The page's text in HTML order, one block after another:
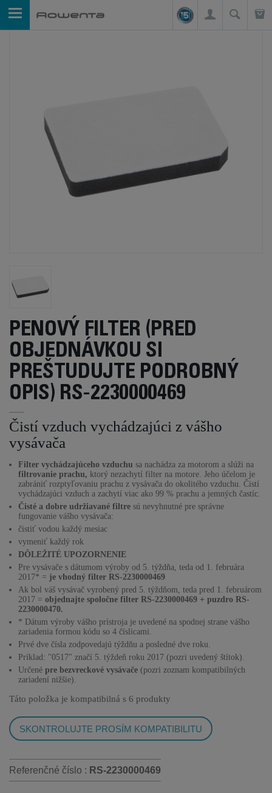
PENOVÝ FILTER (PRED
OBJEDNÁVKOU SI
PREŠTUDUJTE PODROBNÝ
OPIS) RS-2230000469
Čistí vzduch vychádzajúci z vášho
vysávača
Filter vychádzajúceho vzduchu sa nachádza za motorom a slúži na
filtrovanie prachu, ktorý nezachytí filter na motore. Jeho účelom je
zabrániť rozptyľovaniu prachu z vysávača do okolitého vzduchu. Čistí
vychádzajúci vzduch a zachytí viac ako 99 % prachu a jemných častíc.
Čisté a dobre udržiavané filtre sú nevyhnutné pre správne
fungovanie vášho vysávača:
čistiť vodou každý mesiac
vymeniť každý rok
DÔLEŽITÉ UPOZORNENIE
Pre vysávače s dátumom výroby od 5. týždňa, teda od 1. februára
2017* = je vhodný filter RS-2230000469
Ak bol váš vysávač vyrobený pred 5. týždňom, teda pred 1. februárom
2017 = objednajte spoločne filter RS-2230000469 + puzdro RS-
2230000470.
* Dátum výroby vášho prístroja je uvedené na spodnej strane vášho
zariadenia formou kódu so 4 číslicami.
Prvé dve čísla zodpovedajú týždňu a posledné dve roku.
Príklad: "0517" značí 5. týždeň roku 2017 (pozri uvedený štítok).
Určené pre bezvreckové vysávače (pozri zoznam kompatibilných
zariadení nižšie).
Táto položka je kompatibilná s 6 produkty
SKONTROLUJTE PROSÍM KOMPATIBILITU
Referenčné číslo : RS-2230000469